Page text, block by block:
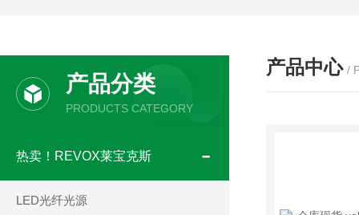
产品分类
PRODUCTS CATEGORY
热卖！REVOX莱宝克斯
LED光纤光源
产品中心 /